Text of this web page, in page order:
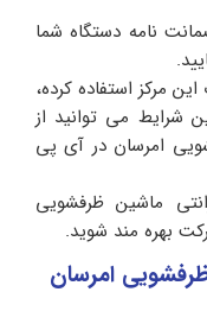
نامه دستگاه شما
مرکز استفاده کرده،
شرایط می توانید از
امرسان در آی پی
ماشین ظرفشویی
بهره مند شوید.
امرسان